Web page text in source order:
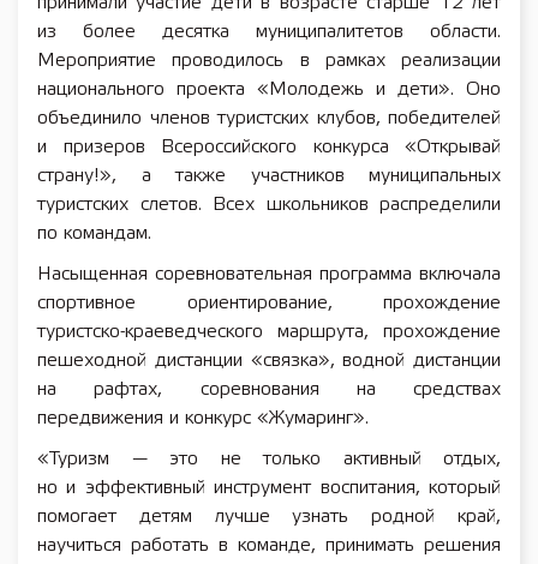
из более десятка муниципалитетов области.
Мероприятие проводилось в рамках реализации
национального проекта «Молодежь и дети». Оно
объединило членов туристских клубов, победителей
и призеров Всероссийского конкурса «Открывай
страну!», а также участников муниципальных
туристских слетов. Всех школьников распределили
по командам.
Насыщенная соревновательная программа включала
спортивное ориентирование, прохождение
туристско-краеведческого маршрута, прохождение
пешеходной дистанции «связка», водной дистанции
на рафтах, соревнования на средствах
передвижения и конкурс «Жумаринг».
«Туризм — это не только активный отдых,
но и эффективный инструмент воспитания, который
помогает детям лучше узнать родной край,
научиться работать в команде, принимать решения